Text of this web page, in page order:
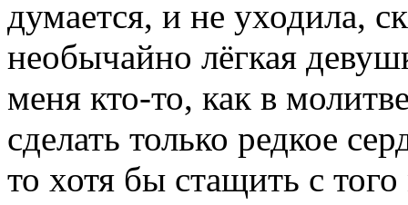
думается, и не уходила,
необычайно лёгкая
меня кто-то, как в
сделать только редкое
то хотя бы стащить с того